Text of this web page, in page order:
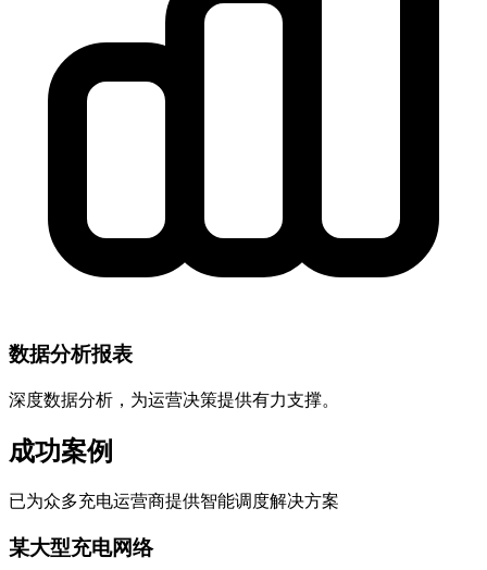
数据分析报表
深度数据分析，为运营决策提供有力支撑。
成功案例
已为众多充电运营商提供智能调度解决方案
某大型充电网络